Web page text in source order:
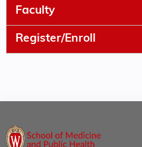
Faculty
Register/Enroll